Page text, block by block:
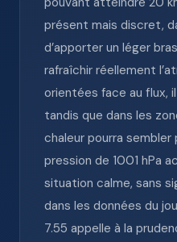
présent mais discret,
d’apporter un léger
rafraîchir réellement
orientées face au flux,
tandis que dans les
chaleur pourra sembler
pression de 1001 hPa
situation calme, sans
dans les données du
7.55 appelle à la